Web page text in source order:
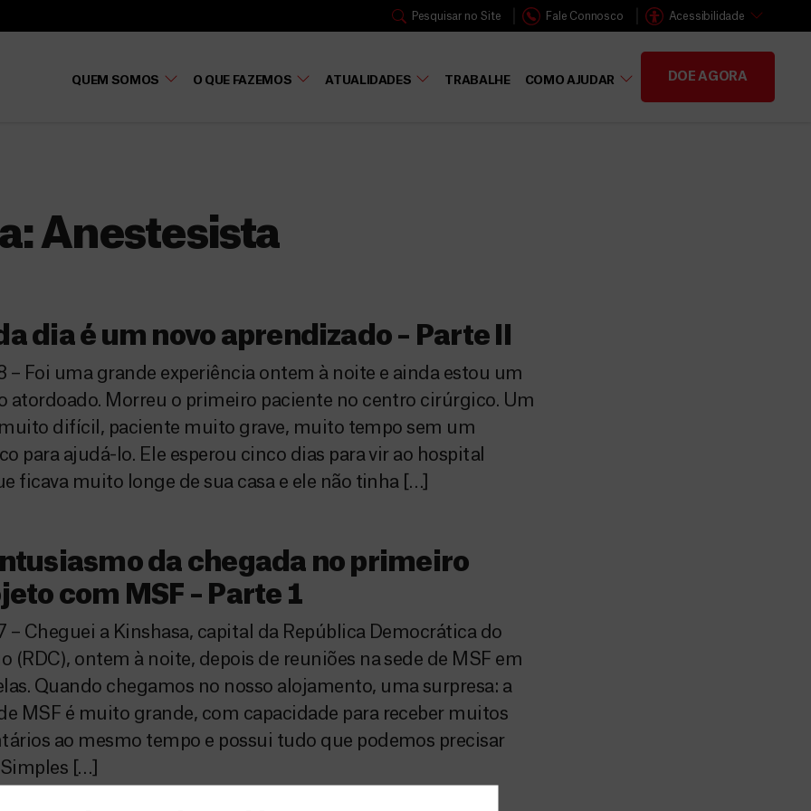
Pesquisar no Site Fale Connosco Acessibilidade
QUEM SOMOS O QUE FAZEMOS ATUALIDADES TRABALHE COMO AJUDAR DOE AGORA
Anestesista
dia é um novo aprendizado – Parte II
– Foi uma grande experiência ontem à noite e ainda estou um
atordoado. Morreu o primeiro paciente no centro cirúrgico. Um
difícil, paciente muito grave, muito tempo sem um
para ajudá-lo. Ele esperou cinco dias para vir ao hospital
ficava muito longe de sua casa e ele não tinha […]
da chegada no primeiro
com MSF – Parte 1
– Cheguei a Kinshasa, capital da República Democrática do
(RDC), ontem à noite, depois de reuniões na sede de MSF em
Quando chegamos no nosso alojamento, uma surpresa: a
MSF é muito grande, com capacidade para receber muitos
ao mesmo tempo e possui tudo que podemos precisar
[…]